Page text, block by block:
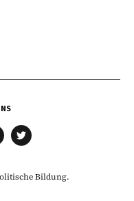
twitter
Bildung